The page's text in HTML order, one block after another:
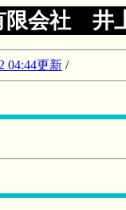
限会社 井
04:44更新 /